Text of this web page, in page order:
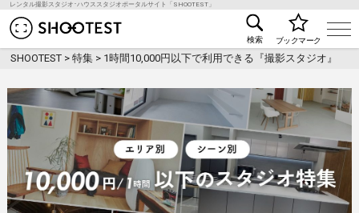
レンタル撮影スタジオ･ハウススタジオポータルサイト「SHOOTEST」
レンタル撮影スタジオ･ハウススタジオ検索の
検索 ブックマーク
SHOOTEST >特集 > 1時間10,000円以下で利用できる『撮影スタジオ』